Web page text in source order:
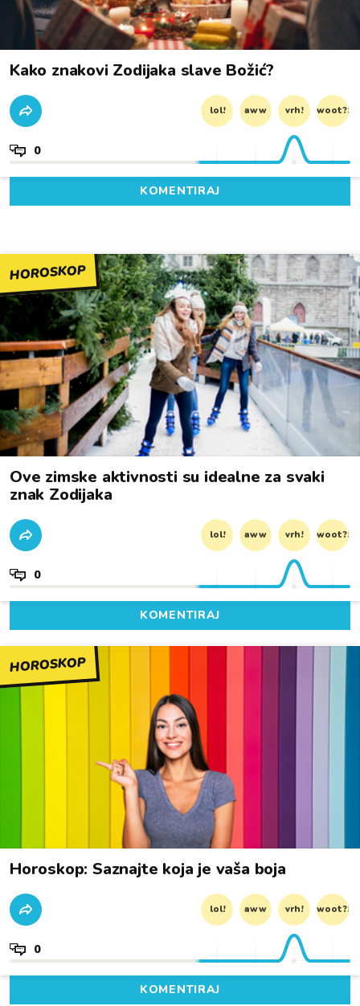
Kako znakovi Zodijaka slave Božić?
lol! aww vrh! woot?!
0
KOMENTIRAJ
HOROSKOP
Ove zimske aktivnosti su idealne za svaki
znak Zodijaka
lol! aww vrh! woot?!
0
KOMENTIRAJ
HOROSKOP
Horoskop: Saznajte koja je vaša boja
lol! aww vrh! woot?!
0
KOMENTIRAJ